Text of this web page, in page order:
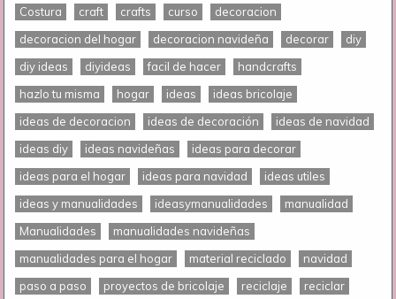
Costura
craft crafts curso
decoracion
decoracion del hogar
decoracion navideña decorar
diy
diy ideas
diyideas facil de hacer
handcrafts
hazlo tu misma
hogar ideas
ideas bricolaje
ideas de decoracion
ideas de decoración
ideas de navidad
ideas diy
ideas navideñas
ideas para decorar
ideas para el hogar
ideas para navidad
ideas utiles
ideas y manualidades
ideasymanualidades
manualidad
Manualidades
manualidades navideñas
manualidades para el hogar
material reciclado
navidad
paso a paso
proyectos de bricolaje reciclaje reciclar